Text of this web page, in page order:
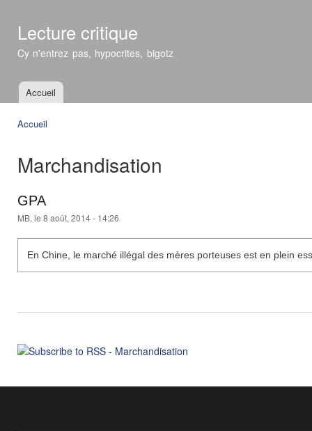
Lecture critique
Cy n'entrez pas, hypocrites, bigotz
Menu principal
Accueil
Accueil
Marchandisation
GPA
MB, le 8 août, 2014 - 14:26
En Chine, le marché illégal des mères porteuses est en plein